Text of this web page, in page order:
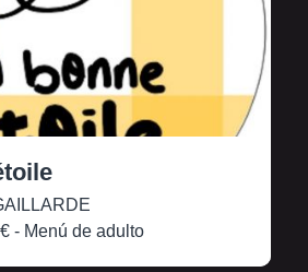
- Menú de adulto